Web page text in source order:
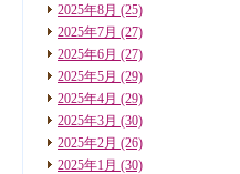
2025年8月 (25)
2025年7月 (27)
2025年6月 (27)
2025年5月 (29)
2025年4月 (29)
2025年3月 (30)
2025年2月 (26)
2025年1月 (30)